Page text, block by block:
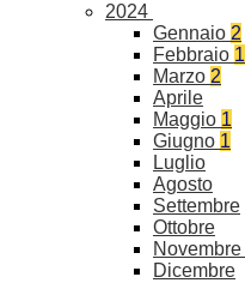
2024
Gennaio 2
Febbraio 1
Marzo 2
Aprile
Maggio 1
Giugno 1
Luglio
Agosto
Settembre
Ottobre
Novembre
Dicembre